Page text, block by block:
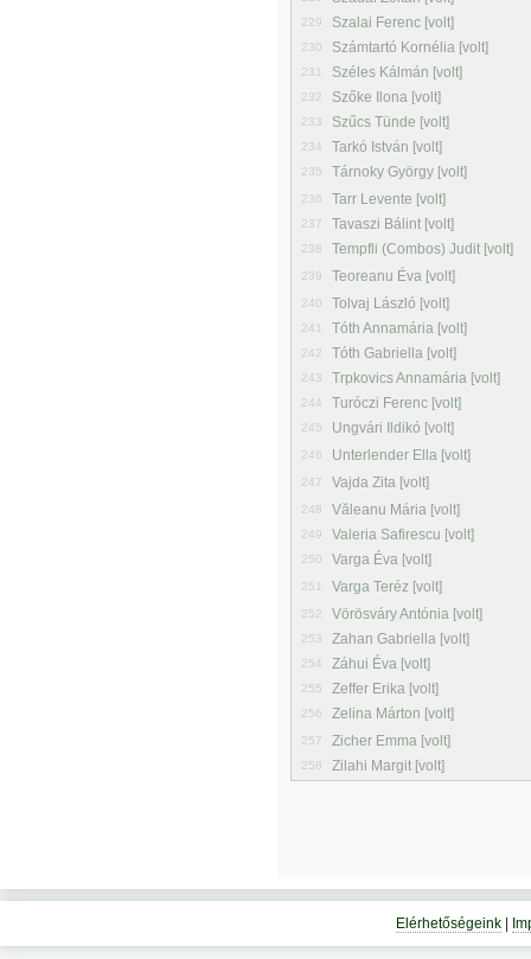
229 Szalai Ferenc [volt]
230 Számtartó Kornélia [volt]
231 Széles Kálmán [volt]
232 Szőke Ilona [volt]
233 Szűcs Tünde [volt]
234 Tarkó István [volt]
235 Tárnoky György [volt]
236 Tarr Levente [volt]
237 Tavaszi Bálint [volt]
238 Tempfli (Combos) Judit [volt]
239 Teoreanu Éva [volt]
240 Tolvaj László [volt]
241 Tóth Annamária [volt]
242 Tóth Gabriella [volt]
243 Trpkovics Annamária [volt]
244 Turóczi Ferenc [volt]
245 Ungvári Ildikó [volt]
246 Unterlender Ella [volt]
247 Vajda Zita [volt]
248 Văleanu Mária [volt]
249 Valeria Safirescu [volt]
250 Varga Éva [volt]
251 Varga Teréz [volt]
252 Vörösváry Antónia [volt]
253 Zahan Gabriella [volt]
254 Záhui Éva [volt]
255 Zeffer Erika [volt]
256 Zelina Márton [volt]
257 Zicher Emma [volt]
258 Zilahi Margit [volt]
Elérhetőségeink|